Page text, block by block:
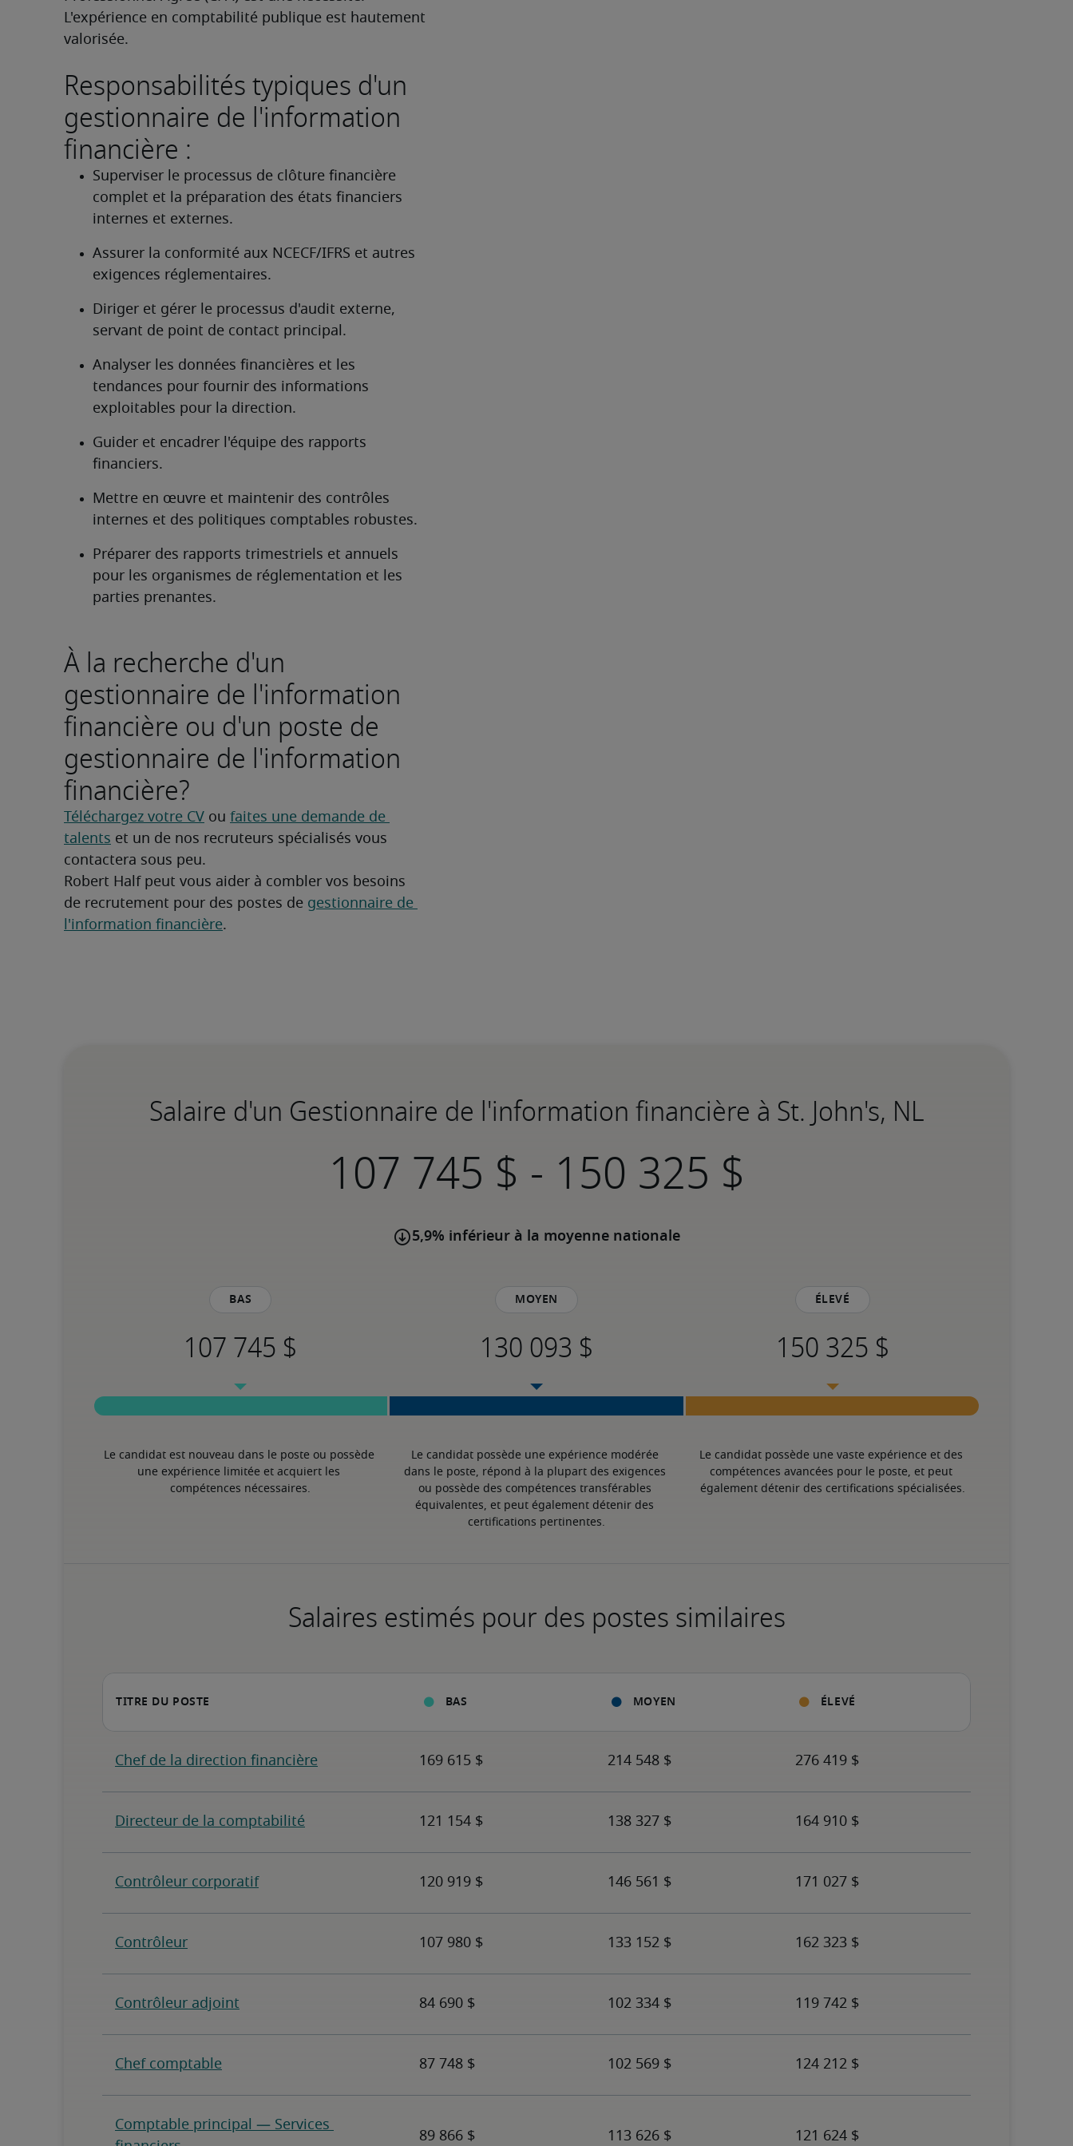
L'expérience en comptabilité publique est hautement
valorisée.
Responsabilités typiques d'un
gestionnaire de l'information
financière :
Superviser le processus de clôture financière
complet et la préparation des états financiers
internes et externes.
Assurer la conformité aux NCECF/IFRS et autres
exigences réglementaires.
Diriger et gérer le processus d'audit externe,
servant de point de contact principal.
Analyser les données financières et les
tendances pour fournir des informations
exploitables pour la direction.
Guider et encadrer l'équipe des rapports
financiers.
Mettre en œuvre et maintenir des contrôles
internes et des politiques comptables robustes.
Préparer des rapports trimestriels et annuels
pour les organismes de réglementation et les
parties prenantes.
À la recherche d'un
gestionnaire de l'information
financière ou d'un poste de
gestionnaire de l'information
financière?
Téléchargez votre CV ou faites une demande de
talents et un de nos recruteurs spécialisés vous
contactera sous peu.
Robert Half peut vous aider à combler vos besoins
de recrutement pour des postes de gestionnaire de
l'information financière.
Salaire d'un Gestionnaire de l'information financière à St. John's, NL
-
5,9% inférieur à la moyenne nationale
Bas
Le candidat est nouveau dans le poste ou possède
une expérience limitée et acquiert les
compétences nécessaires.
Moyen
Le candidat possède une expérience modérée
dans le poste, répond à la plupart des exigences
ou possède des compétences transférables
équivalentes, et peut également détenir des
certifications pertinentes.
Élevé
Le candidat possède une vaste expérience et des
compétences avancées pour le poste, et peut
également détenir des certifications spécialisées.
Salaires estimés pour des postes similaires